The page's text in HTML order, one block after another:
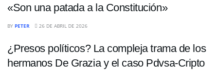
«Son una patada a la Constitución»
BY PETER 26 DE ABRIL DE 2026
¿Presos políticos? La compleja trama de los
hermanos De Grazia y el caso Pdvsa-Cripto